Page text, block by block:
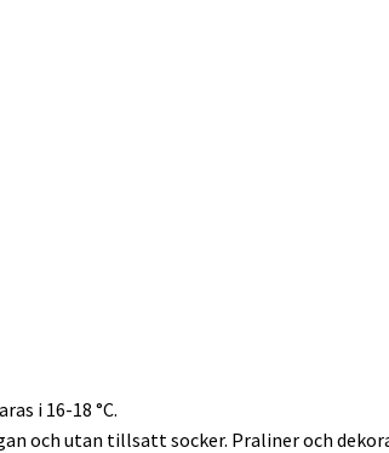
i 16-18 °C.
och utan tillsatt socker. Praliner och